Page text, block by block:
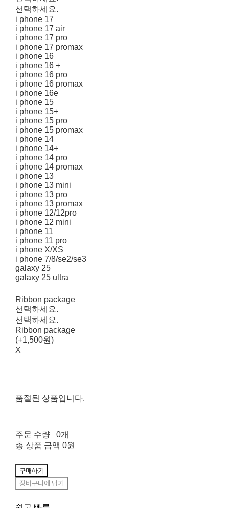
선택하세요.
i phone 17
i phone 17 air
i phone 17 pro
i phone 17 promax
i phone 16
i phone 16 +
i phone 16 pro
i phone 16 promax
i phone 16e
i phone 15
i phone 15+
i phone 15 pro
i phone 15 promax
i phone 14
i phone 14+
i phone 14 pro
i phone 14 promax
i phone 13
i phone 13 mini
i phone 13 pro
i phone 13 promax
i phone 12/12pro
i phone 12 mini
i phone 11
i phone 11 pro
i phone X/XS
i phone 7/8/se2/se3
galaxy 25
galaxy 25 ultra
Ribbon package
선택하세요.
선택하세요.
Ribbon package
(+1,500원)
X
품절된 상품입니다.
주문 수량
0개
총 상품 금액 0원
구매하기
장바구니에 담기